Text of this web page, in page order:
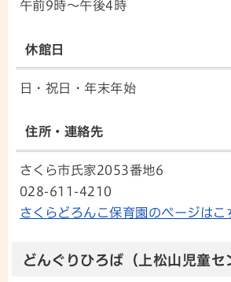
午前9時～午後4時
休館日
日・祝日・年末年始
住所・連絡先
さくら市氏家2053番地6
028-611-4210
さくらどろんこ保育園のページはこ
どんぐりひろば（上松山児童セ